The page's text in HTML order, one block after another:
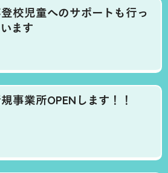
校児童へのサポートも行っ
ます
事業所OPENします！！